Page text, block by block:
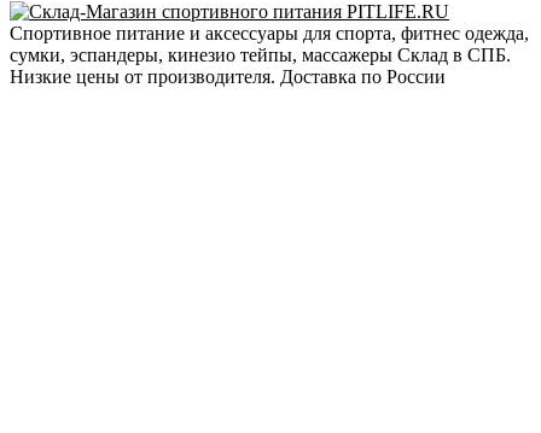
Спортивное питание и аксессуары для спорта, фитнес одежда,
сумки, эспандеры, кинезио тейпы, массажеры Склад в СПБ.
Низкие цены от производителя. Доставка по России